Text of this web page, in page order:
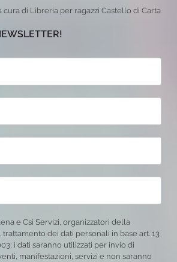
cura di Libreria per ragazzi Castello di Carta
e Csi Servizi, organizzatori della
trattamento dei dati personali in base art. 13
i dati saranno utilizzati per invio di
manifestazioni, servizi e non saranno